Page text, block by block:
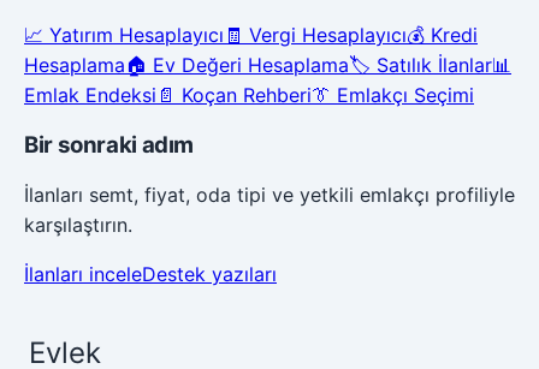
📈 Yatırım Hesaplayıcı 🧾 Vergi Hesaplayıcı💰 Kredi
Hesaplama 🏠 Ev Değeri Hesaplama🏷️ Satılık İlanlar📊
Emlak Endeksi 📄 Koçan Rehberi👔 Emlakçı Seçimi
Bir sonraki adım
İlanları semt, fiyat, oda tipi ve yetkili emlakçı profiliyle
karşılaştırın.
İlanları inceleDestek yazıları
Evlek